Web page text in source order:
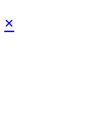
×